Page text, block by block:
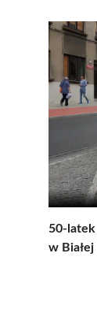
50-latek
w